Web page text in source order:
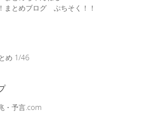
まとめブログ ぷちそく！！
め 1/46
・予言.com